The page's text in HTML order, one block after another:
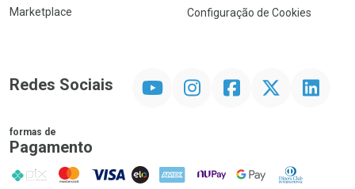
Marketplace
Configuração de Cookies
Redes Sociais InstagramFacebookTwitter Linkedin
formas de
Pagamento
PIX MasterCard
VISA ELO AMEX NuPay Google PayDiners Club